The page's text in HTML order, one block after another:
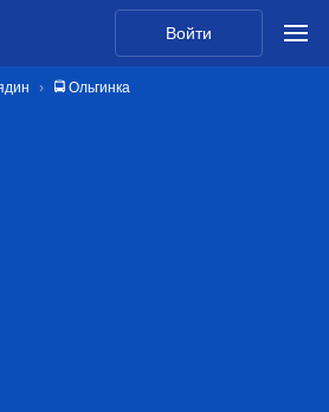
Войти
🚍 Ольгинка